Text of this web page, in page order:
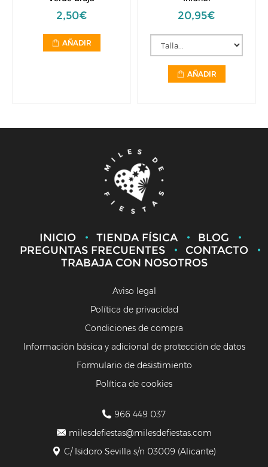
2,50€
AÑADIR
20,95€
AÑADIR
INICIO TIENDA FÍSICA
BLOG
PREGUNTAS FRECUENTES
CONTACTO
TRABAJA CON NOSOTROS
Aviso legal
Política de privacidad
Condiciones de compra
Información básica y adicional de protección de datos
Formulario de desistimiento
Política de cookies
966 449 037
milesdefiestas@milesdefiestas.com
C/ Isidoro Sevilla s/n 03009 (Alicante)